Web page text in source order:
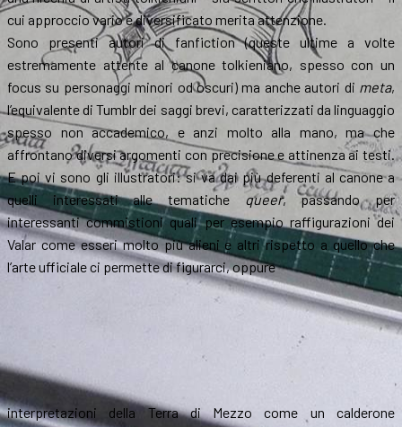
cui approccio vario e diversificato merita attenzione.
Sono presenti autori di fanfiction (queste ultime a volte
estremamente attente al canone tolkieniano, spesso con un
focus su personaggi minori od oscuri) ma anche autori di meta,
l’equivalente di Tumblr dei saggi brevi, caratterizzati da linguaggio
spesso non accademico, e anzi molto alla mano, ma che
affrontano diversi argomenti con precisione e attinenza ai testi.
E poi vi sono gli illustratori: si va dai più deferenti al canone a
quelli interessati alle tematiche queer, passando per
interessanti commistioni quali per esempio raffigurazioni dei
Valar come esseri molto più alieni e altri rispetto a quello che
l’arte ufficiale ci permette di figurarci, oppure
interpretazioni della Terra di Mezzo come un calderone